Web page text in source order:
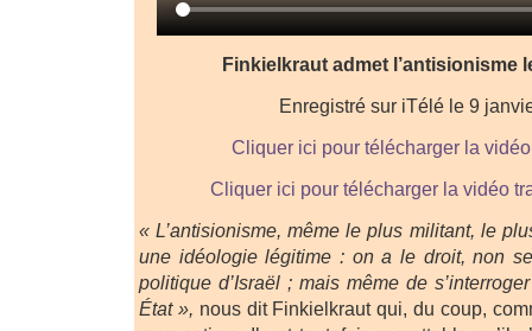
Finkielkraut admet l’antisionisme
Enregistré sur iTélé le 9
Cliquer ici pour télécharger la
Cliquer ici pour télécharger la vidéo
« L’antisionisme, même le plus militant, le
une idéologie légitime : on a le droit, non
politique d’Israël ; mais même de
État », nous dit Finkielkraut qui, du coup,